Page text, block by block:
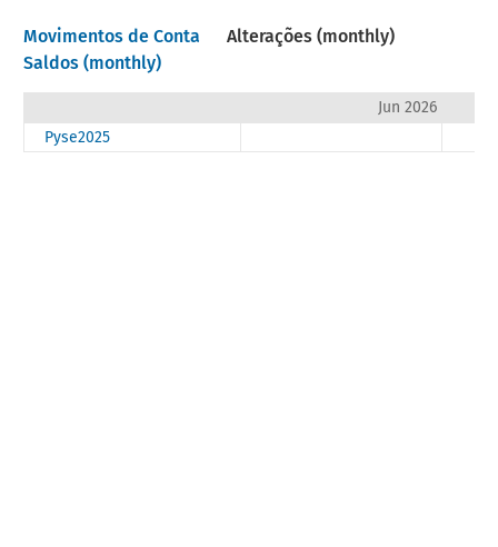
Movimentos de Conta
Alterações (monthly)
Saldos (monthly)
Jun 2026
Pyse2025